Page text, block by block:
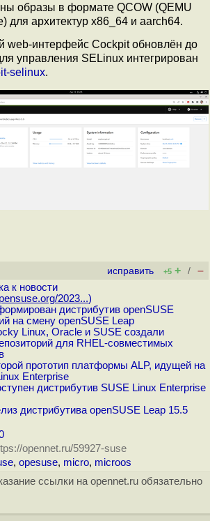
образы в формате QCOW (QEMU
для архитектур x86_64 и aarch64.
web-интерфейс Cockpit обновлён до
управления SELinux интегрирован
selinux.
исправить +5 + / –
к новости
2023...)
дистрибутив openSUSE
на смену openSUSE Leap
Linux, Oracle и SUSE создали
для RHEL-совместимых
прототип платформы ALP, идущей на
Enterprise
дистрибутив SUSE Linux Enterprise
дистрибутива openSUSE Leap 15.5
opennet.ru/59927-suse
, opesuse, micro, microos
ссылки на opennet.ru обязательно